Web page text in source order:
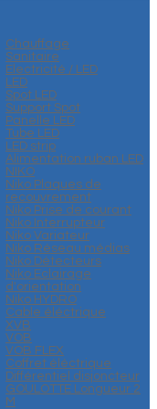
Chauffage
Sanitaire
Electricité / LED
LED
Spot LED
Support Spot
Panelle LED
Tube LED
LED strip
Alimentation ruban LED
NIKO
Niko Plaques de
recouvrement
Niko Prise de courant
Niko Interrupteur
Niko Variateur
Niko Réseau médias
Niko Détecteurs
Niko Eclairage
d'orientation
Niko HYDRO
Cable éléctrique
XVB
VOB
VOB FLEX
Coffret éléctrique
Différentiel disjoncteur
GOULOTTE Longueur 2
M